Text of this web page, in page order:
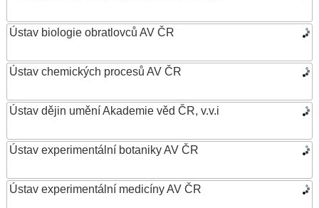
Ústav biologie obratlovců AV ČR
Ústav chemických procesů AV ČR
Ústav dějin umění Akademie věd ČR, v.v.i
Ústav experimentální botaniky AV ČR
Ústav experimentální medicíny AV ČR